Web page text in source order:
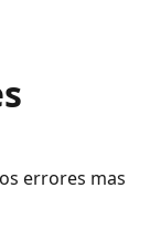
errores mas